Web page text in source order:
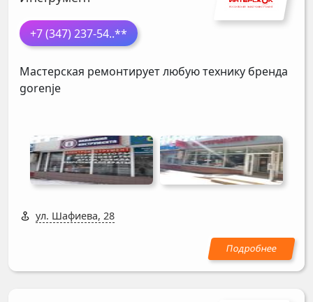
+7 (347) 237-54..**
Мастерская ремонтирует любую технику бренда
gorenje
ул. Шафиева, 28